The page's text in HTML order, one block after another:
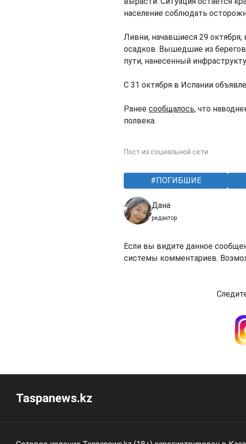
население соблюдать
Ливни, начавшиеся 29
осадков. Вышедшие из
пути, нанесенный
С 31 октября в Испании
Ранеесообщалось, что
полвека.
Пост из социальной сети
ПОГИБШИЕ
Дана
редактор
Если вы видите данное
системы комментариев.
Taspanews.kz